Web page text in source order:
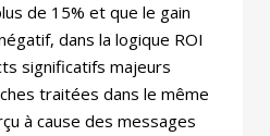
de 15% et que le gain
dans la logique ROI
significatifs majeurs
traitées dans le même
à cause des messages